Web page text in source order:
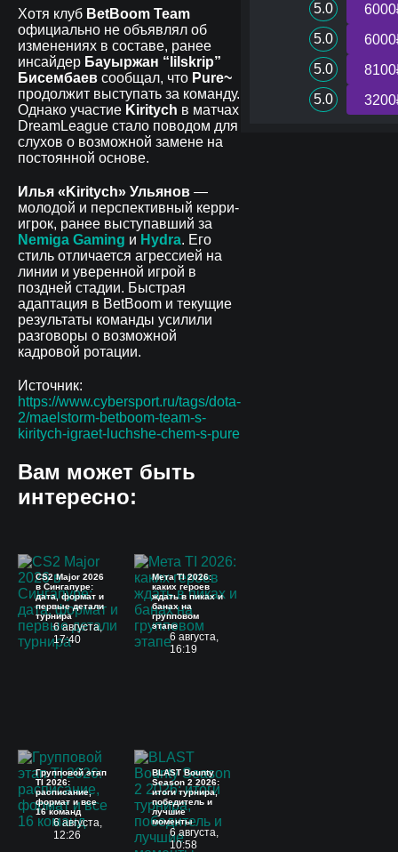
Хотя клуб BetBoom Team
официально не объявлял об
изменениях в составе, ранее
инсайдер Бауыржан “lilskrip”
Бисембаев сообщал, что Pure~
продолжит выступать за команду.
Однако участие Kiritych в матчах
DreamLeague стало поводом для
слухов о возможной замене на
постоянной основе.
Илья «Kiritych» Ульянов —
молодой и перспективный керри-
игрок, ранее выступавший за
Nemiga Gaming и Hydra. Его
стиль отличается агрессией на
линии и уверенной игрой в
поздней стадии. Быстрая
адаптация в BetBoom и текущие
результаты команды усилили
разговоры о возможной
кадровой ротации.
Источник:
https://www.cybersport.ru/tags/dota-
2/maelstorm-betboom-team-s-
kiritych-igraet-luchshe-chem-s-pure
Вам может быть
интересно:
CS2 Major 2026
в Сингапуре:
дата, формат и
первые детали
турнира
6 августа,
17:40
Мета TI 2026:
каких героев
ждать в пиках и
банах на
групповом
этапе
6 августа,
16:19
Групповой этап
TI 2026:
расписание,
формат и все
16 команд
6 августа,
12:26
BLAST Bounty
Season 2 2026:
итоги турнира,
победитель и
лучшие
моменты
6 августа,
10:58
5.0
5.0
5.0
5.0